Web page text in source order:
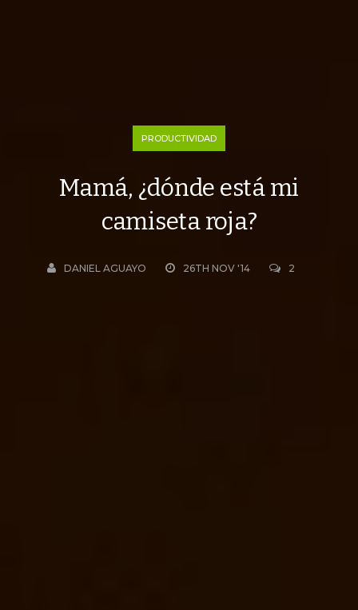
PRODUCTIVIDAD
Mamá, ¿dónde está mi
camiseta roja?
DANIEL AGUAYO 26TH NOV '14 2